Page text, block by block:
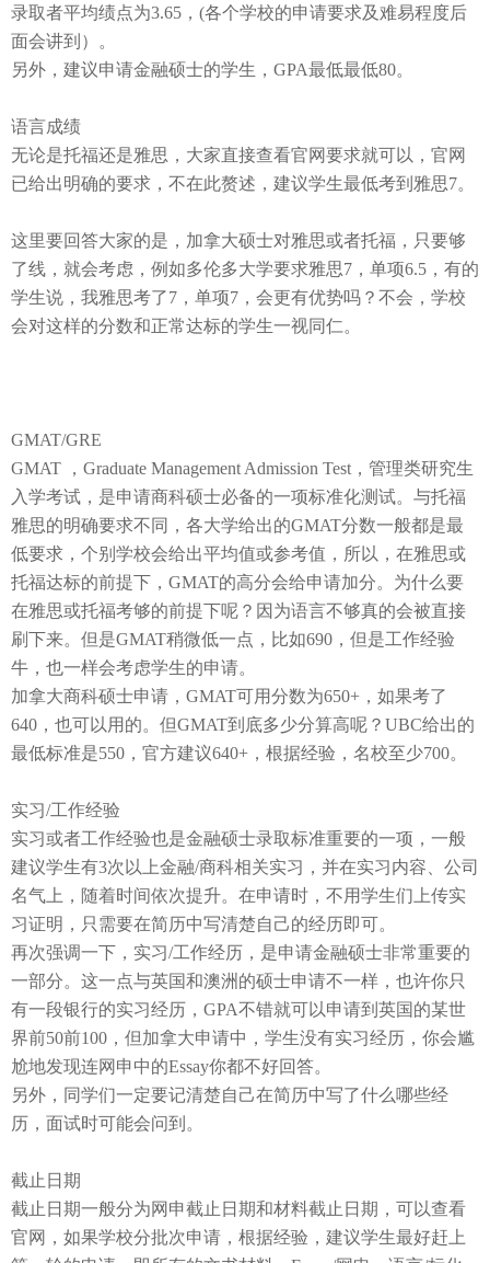
录取者平均绩点为3.65 ， (各个学校的申请要求及难易程度后
面会讲到）。
另外，建议申请金融硕士的学生， GPA最低最低80。
语言成绩
无论是托福还是雅思，大家直接查看官网要求就可以，官网
已给出明确的要求，不在此赘述，建议学生最低考到雅思7。
这里要回答大家的是，加拿大硕士对雅思或者托福，只要够
了线，就会考虑，例如多伦多大学要求雅思7 ，单项6.5 ，有的
学生说，我雅思考了7 ，单项7 ，会更有优势吗？不会，学校
会对这样的分数和正常达标的学生一视同仁。
GMAT/GRE
GMAT
， Graduate Management Admission Test ，管理类研究生
入学考试，是申请商科硕士必备的一项标准化测试。与托福
雅思的明确要求不同，各大学给出的GMAT分数一般都是最
低要求，个别学校会给出平均值或参考值，所以，在雅思或
托福达标的前提下， GMAT的高分会给申请加分。为什么要
在雅思或托福考够的前提下呢？因为语言不够真的会被直接
刷下来。但是GMAT稍微低一点，比如690 ，但是工作经验
牛，也一样会考虑学生的申请。
加拿大商科硕士申请， GMAT可用分数为650+ ，如果考了
640 ，也可以用的。但GMAT到底多少分算高呢？ UBC给出的
最低标准是550 ，官方建议640+ ，根据经验，名校至少700。
实习/工作经验
实习或者工作经验也是金融硕士录取标准重要的一项，一般
建议学生有3次以上金融/商科相关实习，并在实习内容、公司
名气上，随着时间依次提升。在申请时，不用学生们上传实
习证明，只需要在简历中写清楚自己的经历即可。
再次强调一下，实习/工作经历，是申请金融硕士非常重要的
一部分。这一点与英国和澳洲的硕士申请不一样，也许你只
有一段银行的实习经历， GPA不错就可以申请到英国的某世
界前50前100 ，但加拿大申请中，学生没有实习经历，你会尴
尬地发现连网申中的Essay你都不好回答。
另外，同学们一定要记清楚自己在简历中写了什么哪些经
历，面试时可能会问到。
截止日期
截止日期一般分为网申截止日期和材料截止日期，可以查看
官网，如果学校分批次申请，根据经验，建议学生最好赶上